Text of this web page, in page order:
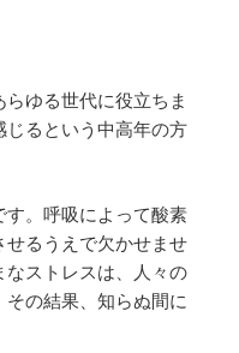
ゆる世代に役立ちま
るという中高年の方
す。呼吸によって酸素
せるうえで欠かせませ
なストレスは、人々の
の結果、知らぬ間に